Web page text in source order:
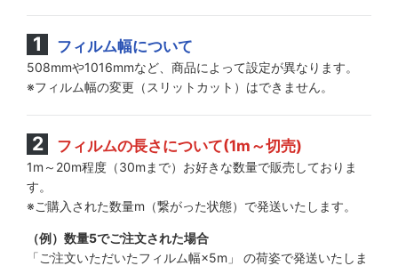
フィルム幅について
508mmや1016mmなど、商品によって設定が異なります。
※フィルム幅の変更（スリットカット）はできません。
フィルムの長さについて(1m～切売)
1m～20m程度（30mまで）お好きな数量で販売しておりま
す。
※ご購入された数量m（繋がった状態）で発送いたします。
（例）数量5でご注文された場合
「ご注文いただいたフィルム幅×5m」 の荷姿で発送いたしま